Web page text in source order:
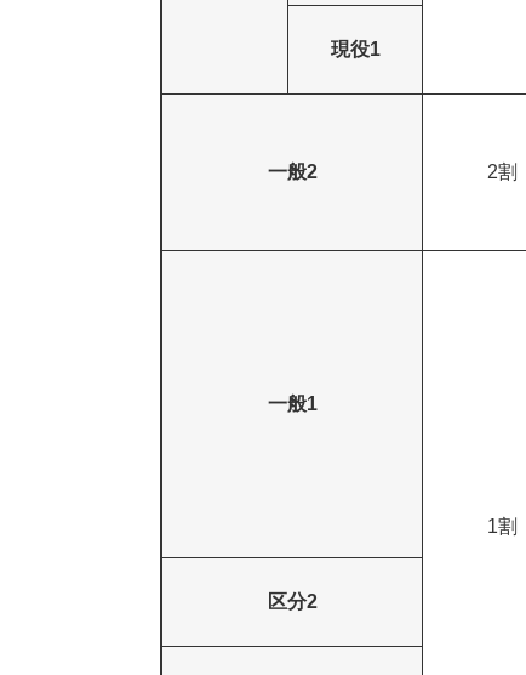
現役1
一般2 2割
一般1
1割
区分2